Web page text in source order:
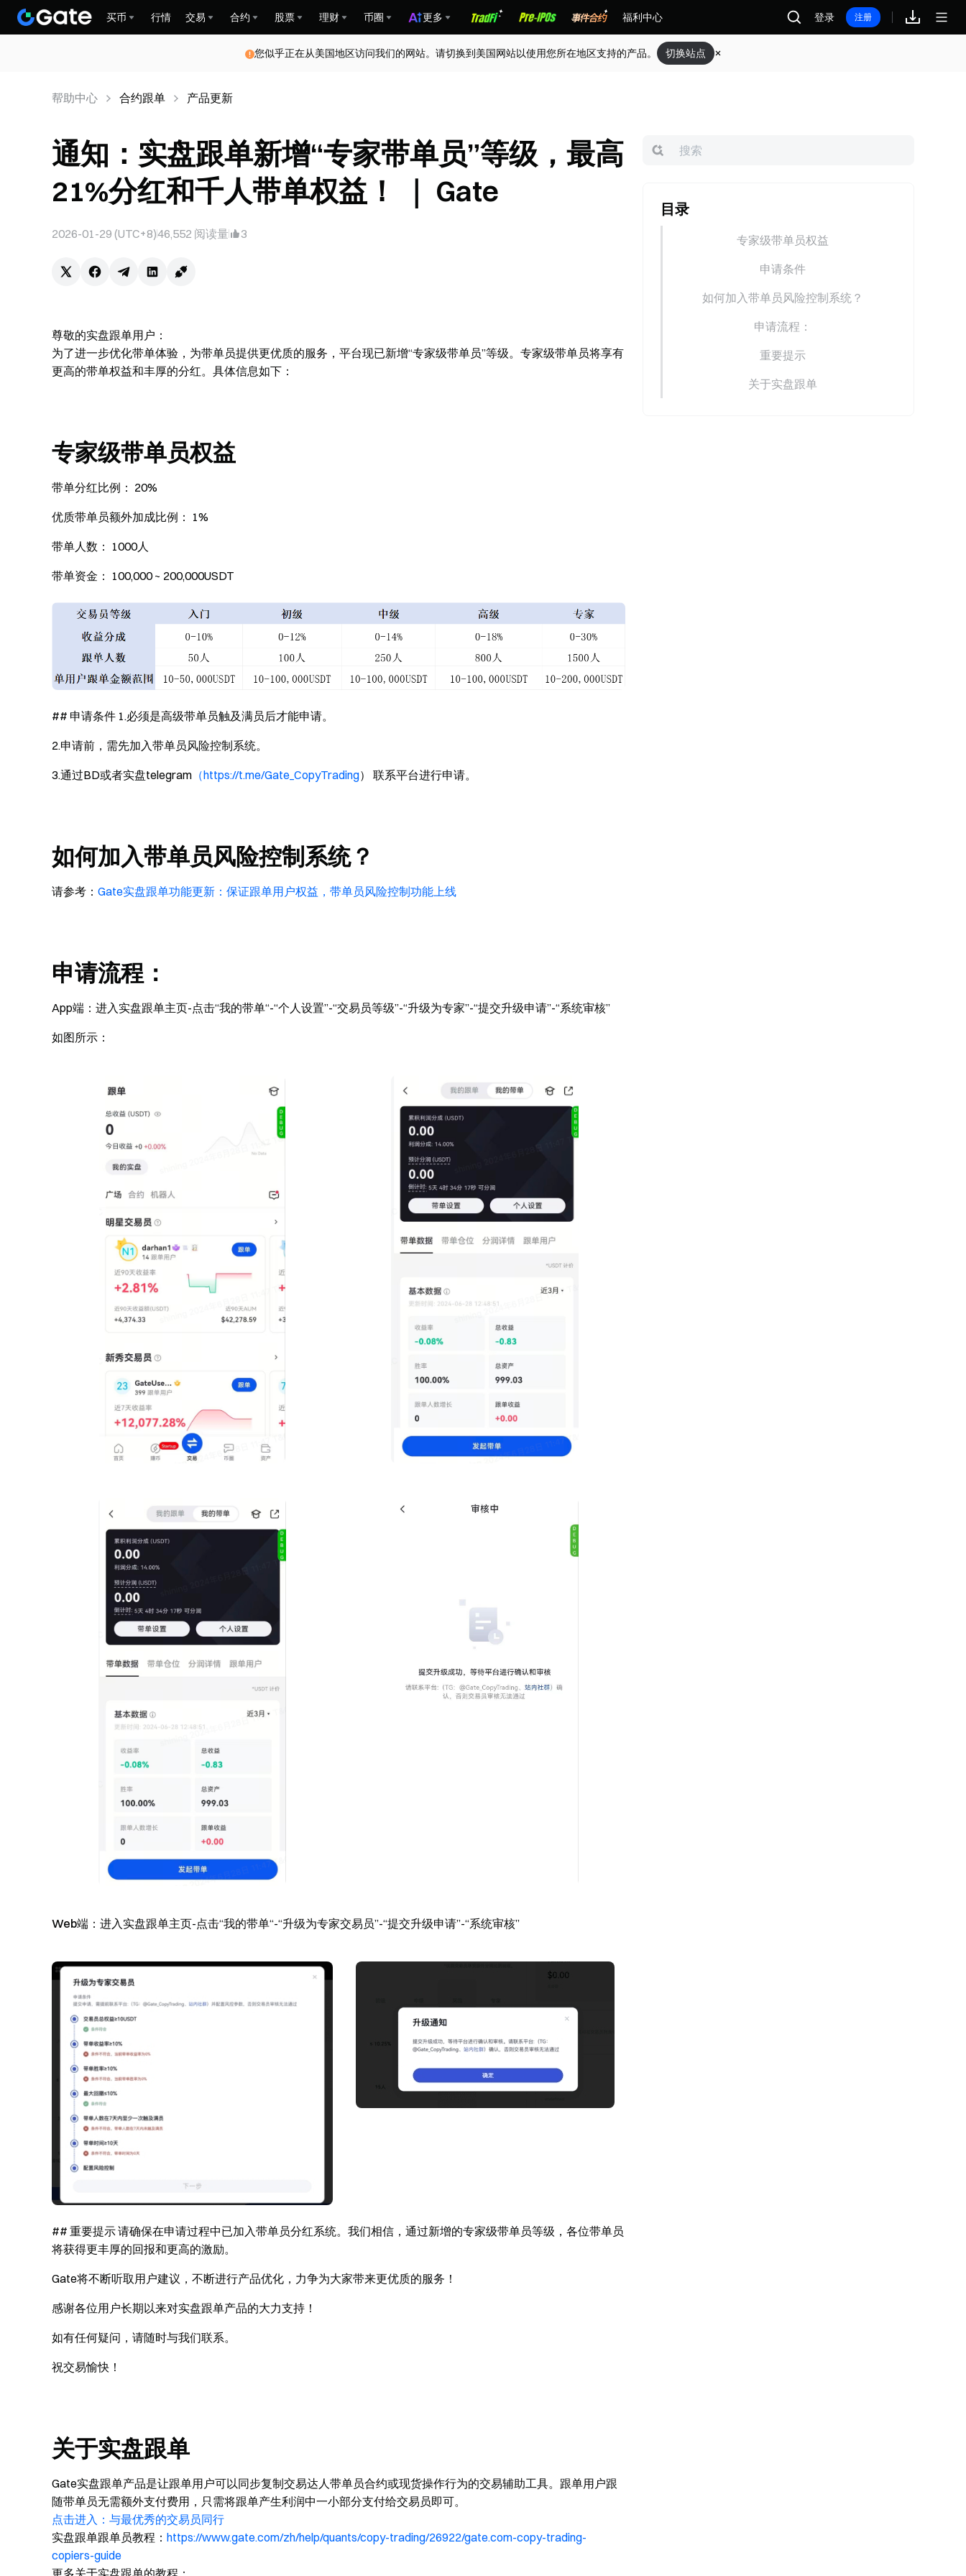
买币 行情 交易 合约 股票 理财 币圈 更多 福利中心 登录 注册
您似乎正在从美国地区访问我们的网站。请切换到美国网站以使用您所在地区支持的产品。 切换站点
帮助中心 合约跟单 产品更新
通知：实盘跟单新增“专家带单员”等级，最高
21%分红和千人带单权益！ ｜ Gate
2026-01-29 (UTC+8)46,552 阅读量 3
尊敬的实盘跟单用户：
为了进一步优化带单体验，为带单员提供更优质的服务，平台现已新增“专家级带单员”等级。专家级带单员将享有
更高的带单权益和丰厚的分红。具体信息如下：
专家级带单员权益
带单分红比例 ： 20%
优质带单员额外加成比例 ： 1%
带单人数 ： 1000人
带单资金 ： 100,000 ~ 200,000USDT
## 申请条件 1.必须是高级带单员触及满员后才能申请。
2.申请前，需先加入带单员风险控制系统。
3.通过BD或者实盘telegram （https://t.me/Gate_CopyTrading） 联系平台进行申请。
如何加入带单员风险控制系统？
请参考： Gate实盘跟单功能更新：保证跟单用户权益，带单员风险控制功能上线
申请流程：
App端：进入实盘跟单主页-点击“我的带单“-“个人设置”-“交易员等级”-“升级为专家”-“提交升级申请”-“系统审核”
如图所示：
Web端 ：进入实盘跟单主页-点击“我的带单“-“升级为专家交易员”-“提交升级申请”-“系统审核”
## 重要提示 请确保在申请过程中已加入带单员分红系统。我们相信，通过新增的专家级带单员等级，各位带单员
将获得更丰厚的回报和更高的激励。
Gate将不断听取用户建议，不断进行产品优化，力争为大家带来更优质的服务！
感谢各位用户长期以来对实盘跟单产品的大力支持！
如有任何疑问，请随时与我们联系。
祝交易愉快！
关于实盘跟单
Gate实盘跟单产品是让跟单用户可以同步复制交易达人带单员合约或现货操作行为的交易辅助工具。跟单用户跟
随带单员无需额外支付费用，只需将跟单产生利润中一小部分支付给交易员即可。
点击进入：与最优秀的交易员同行
实盘跟单跟单员教程： https://www.gate.com/zh/help/quants/copy-trading/26922/gate.com-copy-trading-
copiers-guide
目录
专家级带单员权益
申请条件
如何加入带单员风险控制系统？
申请流程：
重要提示
关于实盘跟单